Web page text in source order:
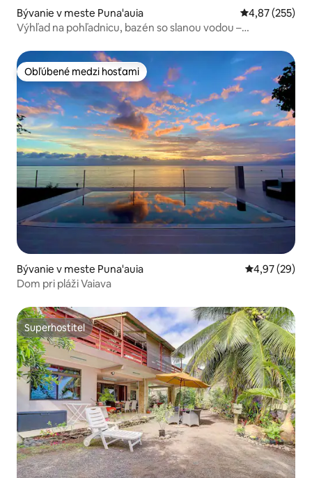
Bývanie v meste Puna'auia Priemerné
4,87 (255)
Výhľad na pohľadnicu, bazén so slanou vodou –
Obľúbené medzi hosťami
Obľúbené medzi hosťami
Bývanie v meste Puna'auia Priemerné
4,97 (29)
Dom pri pláži Vaiava
Superhostiteľ
Superhostiteľ